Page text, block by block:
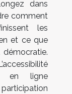
dans
comment
les
et ce que
en ligne